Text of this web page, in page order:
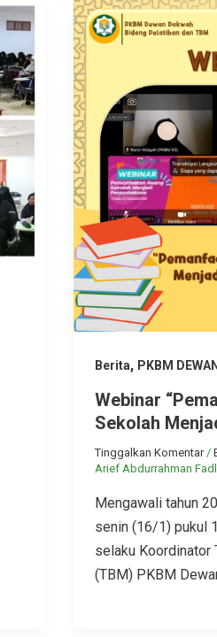
Berita, PKBM
Webinar
Sekolah
Tinggalkan Komentar /
Arief Abdurrahman
Mengawali tahun
senin (16/1) pukul
selaku Koordinator
(TBM) PKBM